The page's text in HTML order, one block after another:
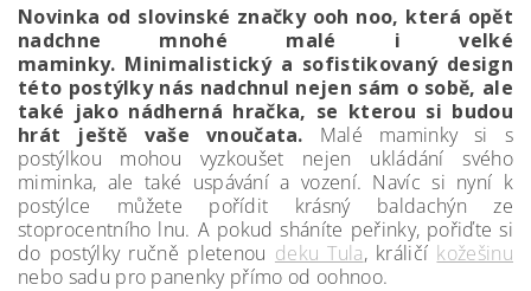
Novinka od slovinské značky ooh noo, která opět
nadchne mnohé malé i velké
maminky. Minimalistický a sofistikovaný design
této postýlky nás nadchnul nejen sám o sobě, ale
také jako nádherná hračka, se kterou si budou
hrát ještě vaše vnoučata. Malé maminky si s
postýlkou mohou vyzkoušet nejen ukládání svého
miminka, ale také uspávání a vození. Navíc si nyní k
postýlce můžete pořídit krásný baldachýn ze
stoprocentního lnu. A pokud sháníte peřinky, pořiďte si
do postýlky ručně pletenou deku Tula, králičí kožešinu
nebo sadu pro panenky přímo od oohnoo.